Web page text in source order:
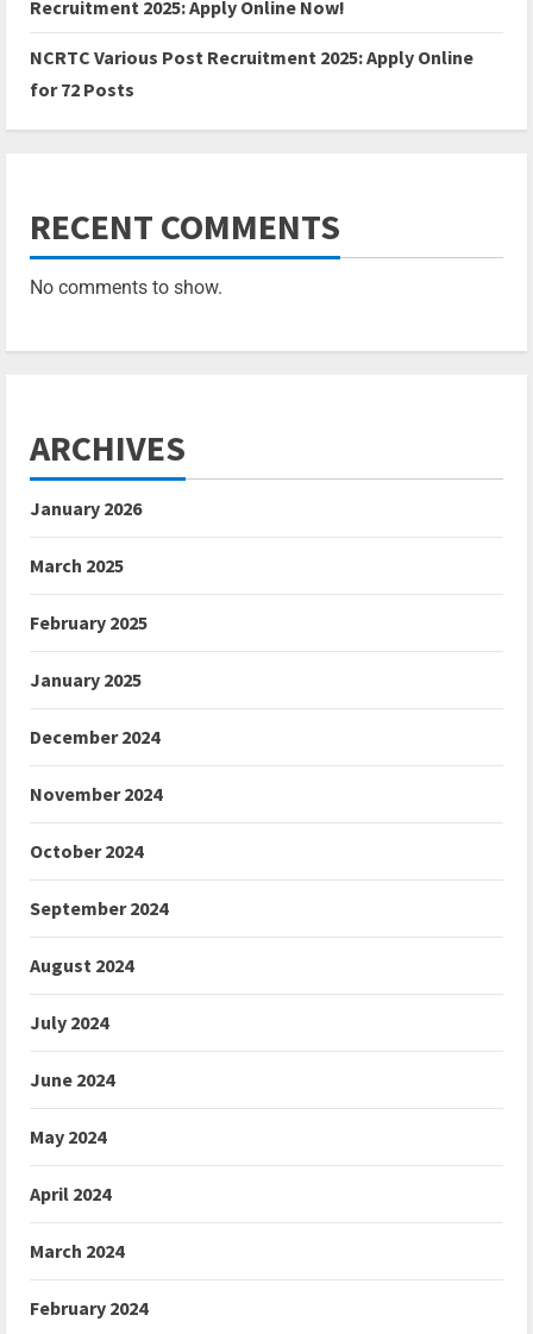
Recruitment 2025: Apply Online Now!
NCRTC Various Post Recruitment 2025: Apply Online
for 72 Posts
RECENT COMMENTS
No comments to show.
ARCHIVES
January 2026
March 2025
February 2025
January 2025
December 2024
November 2024
October 2024
September 2024
August 2024
July 2024
June 2024
May 2024
April 2024
March 2024
February 2024